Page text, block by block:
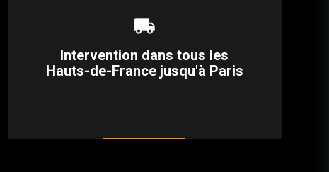
local_shipping
Intervention dans tous les
Hauts-de-France jusqu'à Paris